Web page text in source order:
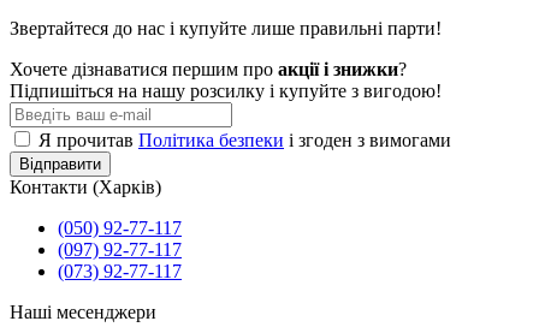
Звертайтеся до нас і купуйте лише правильні парти!
Хочете дізнаватися першим про акції і знижки?
Підпишіться на нашу розсилку і купуйте з вигодою!
Я прочитав Політика безпеки і згоден з вимогами
Відправити
Контакти (Харків)
(050) 92-77-117
(097) 92-77-117
(073) 92-77-117
Наші месенджери